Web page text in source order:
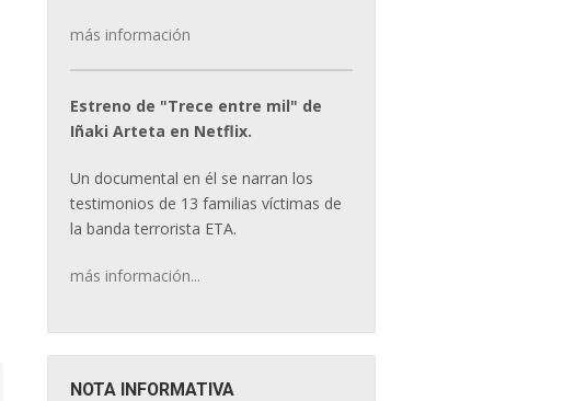
más información
Estreno de "Trece entre mil" de
Iñaki Arteta en Netflix.
Un documental en él se narran los
testimonios de 13 familias víctimas de
la banda terrorista ETA.
más información...
NOTA INFORMATIVA